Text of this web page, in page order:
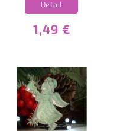
1,49 €
Detail